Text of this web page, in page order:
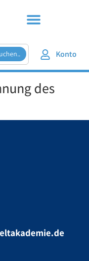
Konto
des